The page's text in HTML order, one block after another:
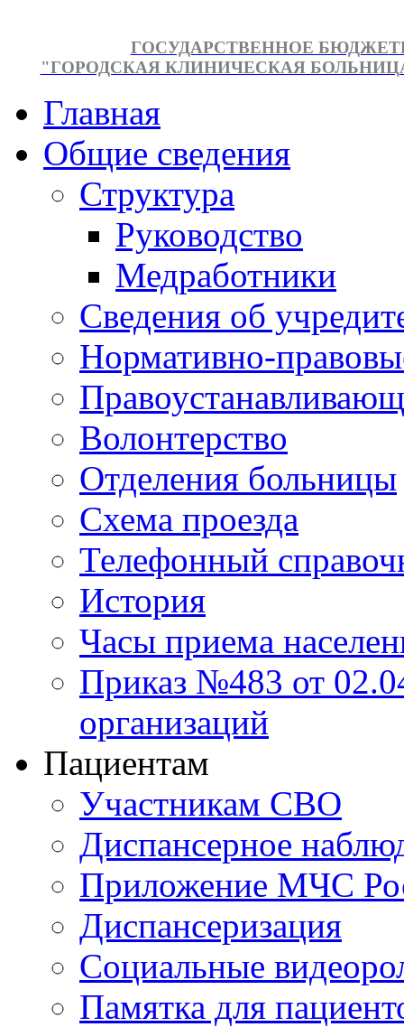
ГОСУДАРСТВЕННОЕ
"ГОРОДСКАЯ КЛИНИЧЕСКАЯ
Главная
Общие сведения
Структура
Руководство
Медработники
Сведения об
Нормативно-
Волонтерство
Отделения больницы
Схема проезда
Телефонный
История
Часы приема
Приказ №483 от
организаций
Пациентам
Участникам СВО
Диспансерное
Приложение МЧС
Диспансеризация
Социальные
Памятка для